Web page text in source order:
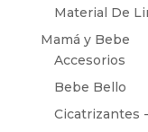
Material De
Mamá y Bebe
Accesorios
Bebe Bello
Cicatrizantes